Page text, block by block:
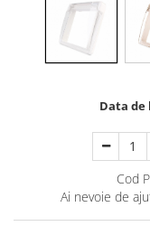
Data de
Cod
Ai nevoie de